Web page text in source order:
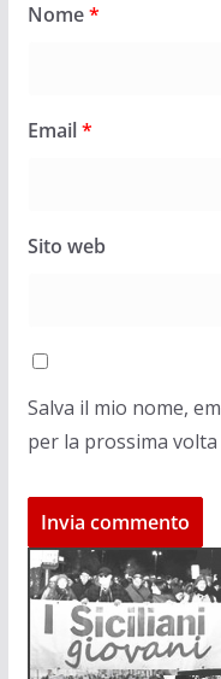
Nome*
Email*
Sito web
Salva il mio nome,
per la prossima